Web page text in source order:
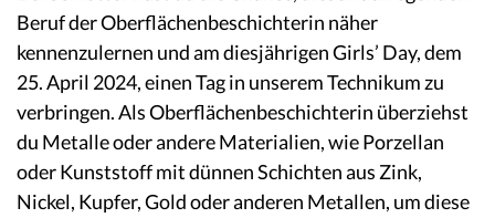
Beruf derOberflächenbeschichterin näher
kennenzulernen und am diesjährigen Girls’ Day, dem
25. April 2024, einen Tag in unserem Technikum zu
verbringen. Als Oberflächenbeschichterin überziehst
du Metalle oder andere Materialien, wie Porzellan
oder Kunststoff mit dünnen Schichten aus Zink,
Nickel, Kupfer, Gold oder anderen Metallen, um diese